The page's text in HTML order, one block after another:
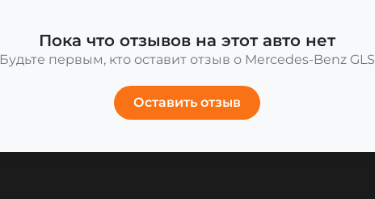
Пока что отзывов на этот авто нет
Будьте первым, кто оставит отзыв о Mercedes-Benz GLS
Оставить отзыв